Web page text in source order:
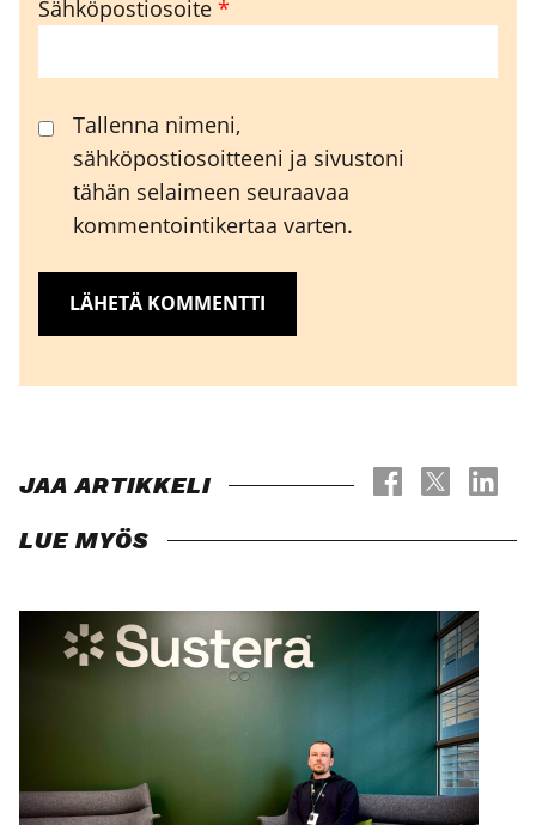
Sähköpostiosoite *
Tallenna nimeni,
sähköpostiosoitteeni ja sivustoni
tähän selaimeen seuraavaa
kommentointikertaa varten.
JAA ARTIKKELI
LUE MYÖS